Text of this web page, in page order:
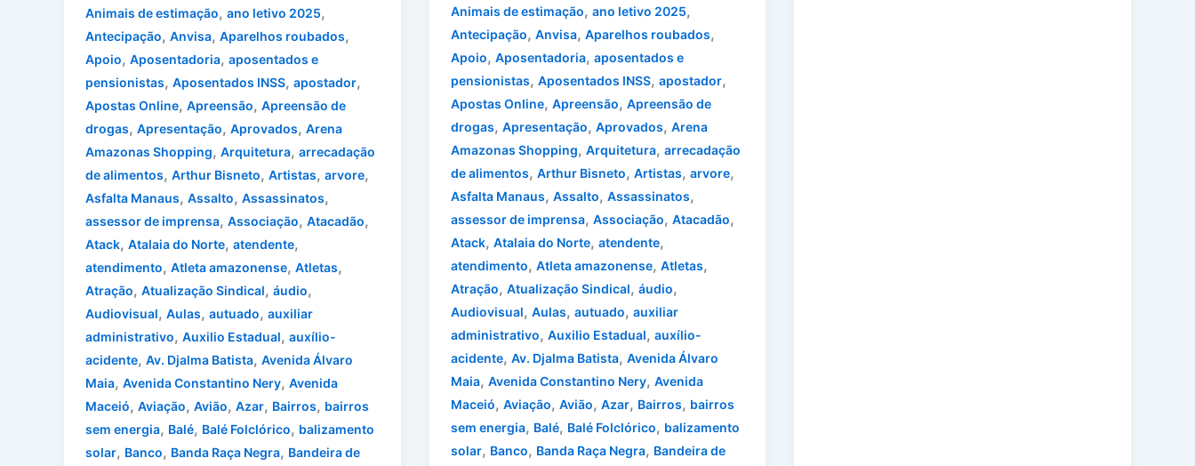
Animais de estimação, ano letivo 2025,
Antecipação, Anvisa, Aparelhos roubados,
Apoio, Aposentadoria, aposentados e
pensionistas, Aposentados INSS, apostador,
Apostas Online, Apreensão, Apreensão de
drogas, Apresentação, Aprovados, Arena
Amazonas Shopping, Arquitetura, arrecadação
de alimentos, Arthur Bisneto, Artistas, arvore,
Asfalta Manaus, Assalto, Assassinatos,
assessor de imprensa, Associação, Atacadão,
Atack, Atalaia do Norte, atendente,
atendimento, Atleta amazonense, Atletas,
Atração, Atualização Sindical, áudio,
Audiovisual, Aulas, autuado, auxiliar
administrativo, Auxilio Estadual, auxílio-
acidente, Av. Djalma Batista, Avenida Álvaro
Maia, Avenida Constantino Nery, Avenida
Maceió, Aviação, Avião, Azar, Bairros, bairros
sem energia, Balé, Balé Folclórico, balizamento
solar, Banco, Banda Raça Negra, Bandeira de
Animais de estimação, ano letivo 2025,
Antecipação, Anvisa, Aparelhos roubados,
Apoio, Aposentadoria, aposentados e
pensionistas, Aposentados INSS, apostador,
Apostas Online, Apreensão, Apreensão de
drogas, Apresentação, Aprovados, Arena
Amazonas Shopping, Arquitetura, arrecadação
de alimentos, Arthur Bisneto, Artistas, arvore,
Asfalta Manaus, Assalto, Assassinatos,
assessor de imprensa, Associação, Atacadão,
Atack, Atalaia do Norte, atendente,
atendimento, Atleta amazonense, Atletas,
Atração, Atualização Sindical, áudio,
Audiovisual, Aulas, autuado, auxiliar
administrativo, Auxilio Estadual, auxílio-
acidente, Av. Djalma Batista, Avenida Álvaro
Maia, Avenida Constantino Nery, Avenida
Maceió, Aviação, Avião, Azar, Bairros, bairros
sem energia, Balé, Balé Folclórico, balizamento
solar, Banco, Banda Raça Negra, Bandeira de